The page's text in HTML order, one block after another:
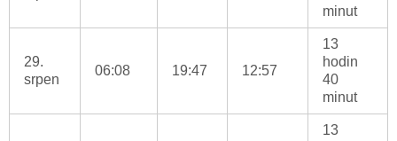
minut
29.
srpen
06:08 19:47 12:57
13
hodin
40
minut
13